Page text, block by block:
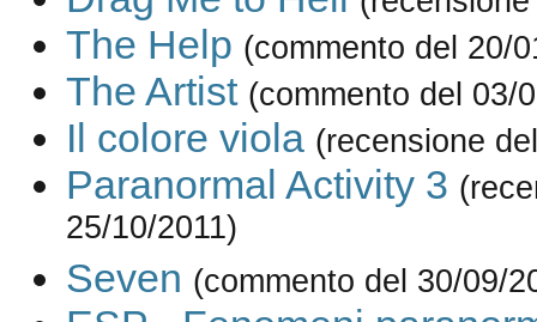
The Help (commento del 20/
The Artist (commento del 03/
Il colore viola (recensione
Paranormal Activity 3
25/10/2011)
Seven (commento del 30/09/